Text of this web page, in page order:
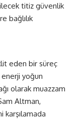
titiz güvenlik
bağlılık
eden bir süreç
yoğun
olarak muazzam
Altman,